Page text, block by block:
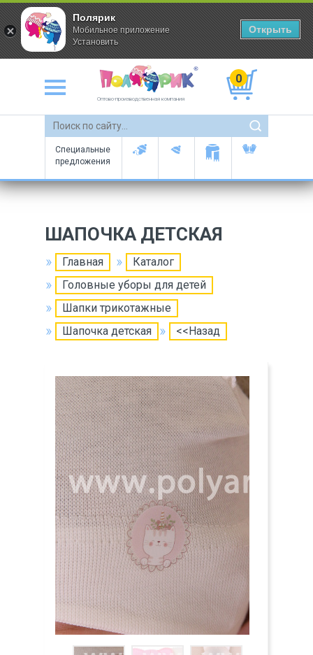
Оптово-производственная компания
0
Специальные
предложения
ШАПОЧКА ДЕТСКАЯ
Главная
Каталог
Головные уборы для детей
Шапки трикотажные
Шапочка детская
<<Назад
Полярик
Мобильное приложение
Установить
Открыть